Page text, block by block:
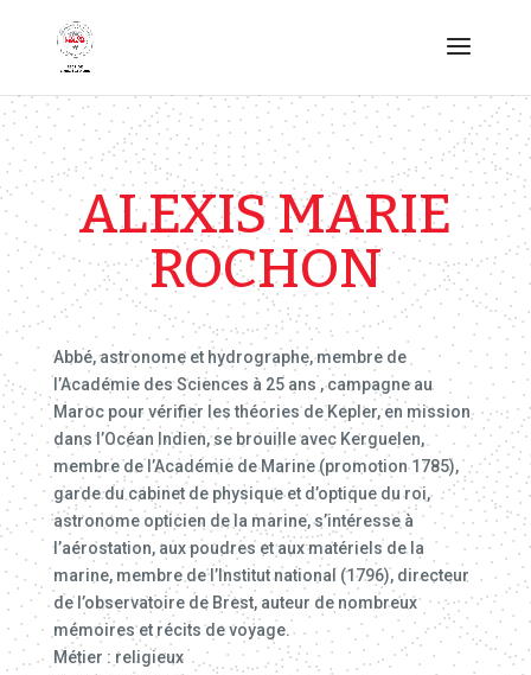
ALEXIS MARIE
ROCHON
Abbé, astronome et hydrographe, membre de
l’Académie des Sciences à 25 ans , campagne au
Maroc pour vérifier les théories de Kepler, en mission
dans l’Océan Indien, se brouille avec Kerguelen,
membre de l’Académie de Marine (promotion 1785),
garde du cabinet de physique et d’optique du roi,
astronome opticien de la marine, s’intéresse à
l’aérostation, aux poudres et aux matériels de la
marine, membre de l’Institut national (1796), directeur
de l’observatoire de Brest, auteur de nombreux
mémoires et récits de voyage.
Métier : religieux